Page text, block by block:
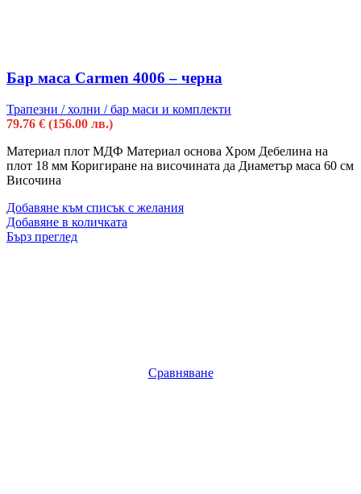
Бар маса Carmen 4006 – черна
Трапезни / холни / бар маси и комплекти
79.76 € (156.00 лв.)
Материал плот МДФ Материал основа Хром Дебелина на
плот 18 мм Коригиране на височината да Диаметър маса 60 см
Височина
Добавяне към списък с желания
Добавяне в количката
Бърз преглед
Сравняване